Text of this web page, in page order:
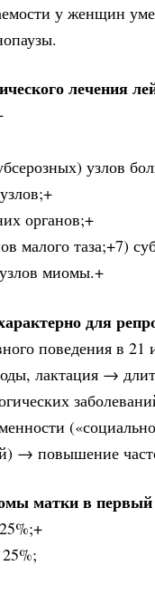
у женщин
лечения
узлов
органов;+
малого таза;+7)
миомы.+
для
поведения в 21
лактация →
→ повышение
матки в первый